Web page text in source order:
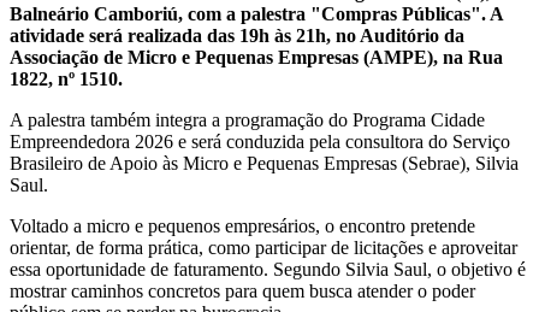
Balneário Camboriú, com a palestra "Compras Públicas". A
atividade será realizada das 19h às 21h, no Auditório da
Associação de Micro e Pequenas Empresas (AMPE), na Rua
1822, nº 1510.
A palestra também integra a programação do Programa Cidade
Empreendedora 2026 e será conduzida pela consultora do Serviço
Brasileiro de Apoio às Micro e Pequenas Empresas (Sebrae), Silvia
Saul.
Voltado a micro e pequenos empresários, o encontro pretende
orientar, de forma prática, como participar de licitações e aproveitar
essa oportunidade de faturamento. Segundo Silvia Saul, o objetivo é
mostrar caminhos concretos para quem busca atender o poder